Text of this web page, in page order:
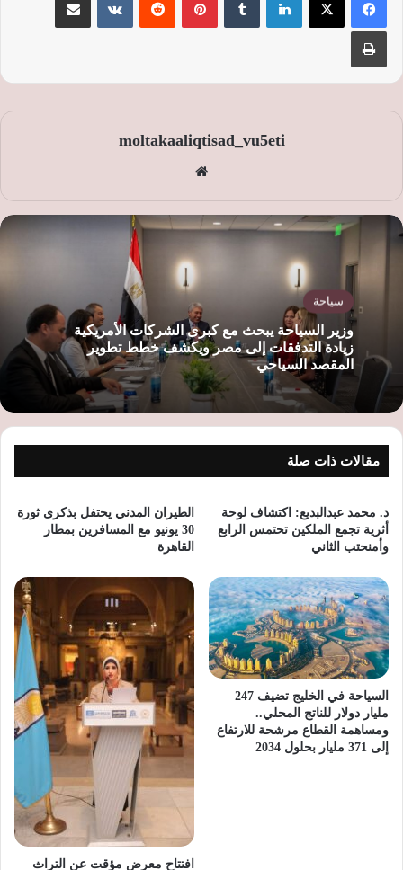
moltakaaliqtisad_vu5eti
الوي
سياحة
وزير السياحة يبحث مع كبرى الشركات الأمريكية
زيادة التدفقات إلى مصر ويكشف خطط تطوير
المقصد السياحي
مقالات ذات صلة
د. محمد عبدالبديع: اكتشاف لوحة
أثرية تجمع الملكين تحتمس الرابع
وأمنحتب الثاني
الطيران المدني يحتفل بذكرى ثورة
30 يونيو مع المسافرين بمطار
القاهرة
السياحة في الخليج تضيف 247
مليار دولار للناتج المحلي..
ومساهمة القطاع مرشحة للارتفاع
إلى 371 مليار بحلول 2034
افتتاح معرض مؤقت عن التراث